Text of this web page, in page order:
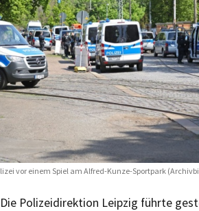
vor einem Spiel am Alfred-Kunze-Sportpark
Die Polizeidirektion Leipzig führte